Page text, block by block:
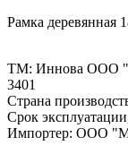
Рамка деревянная
ТМ: Иннова ООО
3401
Страна
Срок
Импортер: ООО